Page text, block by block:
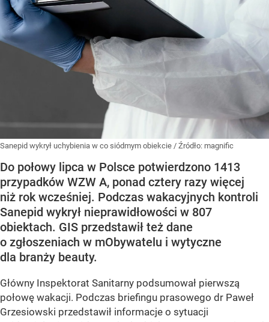
Sanepid wykrył uchybienia w co siódmym obiekcie / Źródło: magnific
Do połowy lipca w Polsce potwierdzono 1413
przypadków WZW A, ponad cztery razy więcej
niż rok wcześniej. Podczas wakacyjnych kontroli
Sanepid wykrył nieprawidłowości w 807
obiektach. GIS przedstawił też dane
o zgłoszeniach w mObywatelu i wytyczne
dla branży beauty.
Główny Inspektorat Sanitarny podsumował pierwszą
połowę wakacji. Podczas briefingu prasowego dr Paweł
Grzesiowski przedstawił informacje o sytuacji